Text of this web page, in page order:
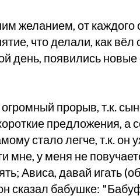
желанием, от каждого
что делали, как вёл
день, появились новые
прорыв, т.к.
предложения, а
стало легче, т.к. он
мне, у меня не
Ависа, давай игать
сказал бабушке: